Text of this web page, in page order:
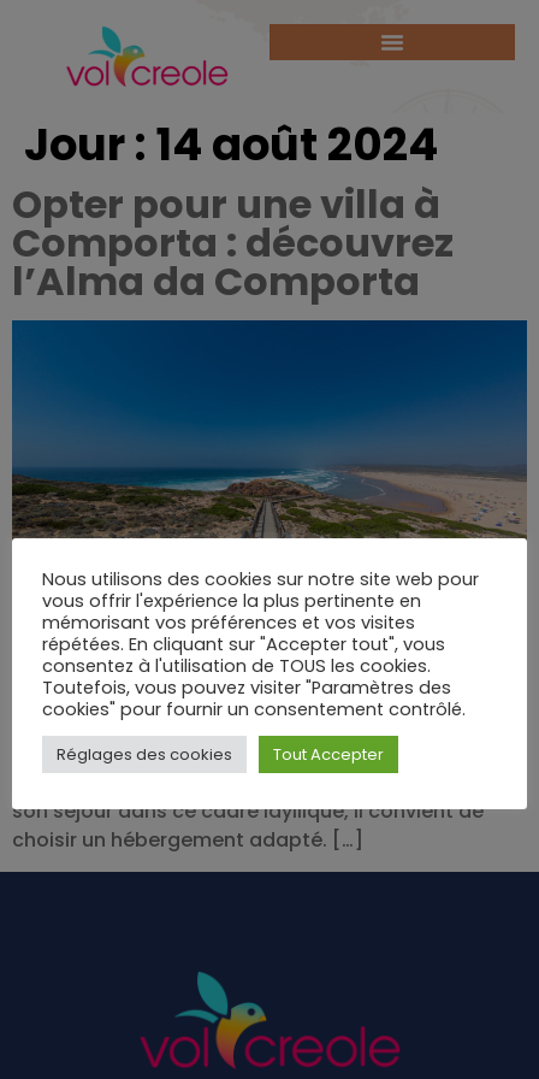
Jour :14 août 2024
Opter pour une villa à
Comporta : découvrez
l’Alma da Comporta
Lorsque l’on parle de vacances en bord de mer, la
destination portugaise de Comporta est souvent
citée comme un véritable paradis. Située à
proximité de Lisbonne, cette région séduit
notamment grâce à ses plages sauvages et ses
paysages pittoresques. Pour profiter pleinement de
son séjour dans ce cadre idyllique, il convient de
choisir un hébergement adapté. […]
Nous utilisons des cookies sur notre site web pour
vous offrir l'expérience la plus pertinente en
mémorisant vos préférences et vos visites
répétées. En cliquant sur "Accepter tout", vous
consentez à l'utilisation de TOUS les cookies.
Toutefois, vous pouvez visiter "Paramètres des
cookies" pour fournir un consentement contrôlé.
Réglages des cookies Tout Accepter